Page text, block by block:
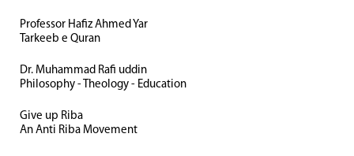
Professor Hafiz Ahmed Yar
Tarkeeb e Quran
Dr. Muhammad Rafi uddin
Philosophy - Theology - Education
Give up Riba
An Anti Riba Movement